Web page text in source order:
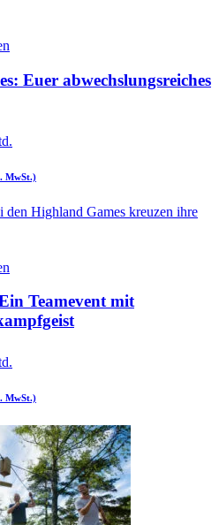
Euer abwechslungsreiches
MwSt.)
Teamevent mit
MwSt.)